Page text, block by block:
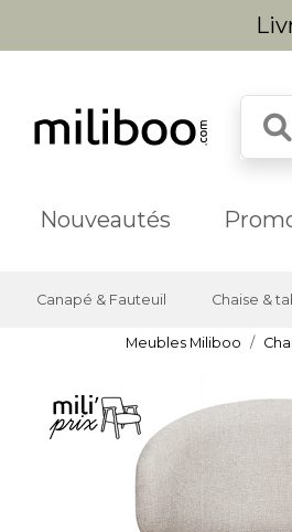
Nouveautés
Canapé & Fauteuil Chaise &
Meubles Miliboo